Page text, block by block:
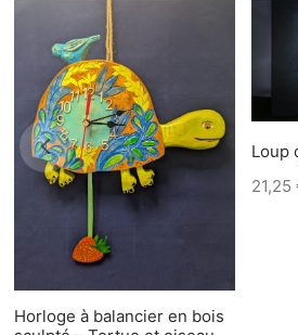
Horloge à balancier en bois
Loup
21,25